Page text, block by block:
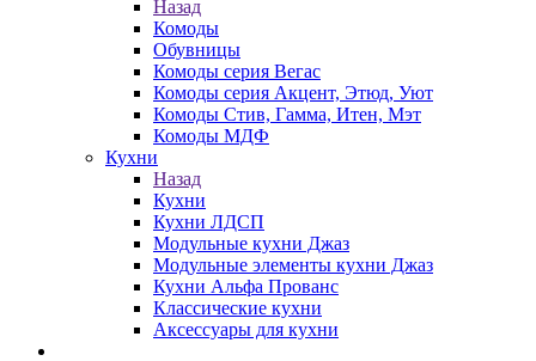
Назад
Комоды
Обувницы
Комоды серия Вегас
Комоды серия Акцент, Этюд, Уют
Комоды Стив, Гамма, Итен, Мэт
Комоды МДФ
Кухни
Назад
Кухни
Кухни ЛДСП
Модульные кухни Джаз
Модульные элементы кухни Джаз
Кухни Альфа Прованс
Классические кухни
Аксессуары для кухни